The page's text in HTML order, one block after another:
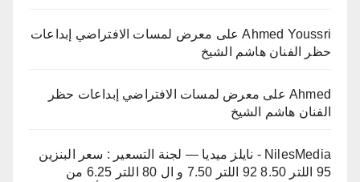
Ahmed Youssriعلى معرض لمسات الافتراضي إبداعات
حظر الفنان هاشم الشيخ
Ahmed على معرض لمسات الافتراضي إبداعات حظر
الفنان هاشم الشيخ
NilesMedia - نايلز ميديا — لجنة التسعير : سعر البنزين
95 اللتر 8.50 92 اللتر 7.50 و ال 80 اللتر 6.25 من